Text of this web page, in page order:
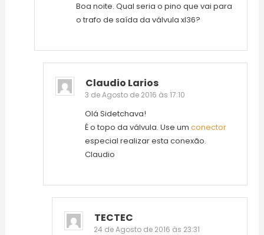
Boa noite. Qual seria o pino que vai para
o trafo de saída da válvula xl36?
Claudio Larios
3 de Agosto de 2016 às 17:10
Olá Sidetchava!
É o topo da válvula. Use um conector
especial realizar esta conexão.
Claudio
TECTEC
24 de Agosto de 2016 às 23:31